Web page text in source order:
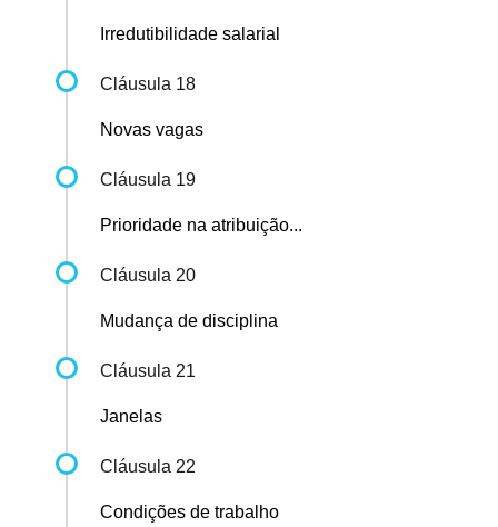
Irredutibilidade salarial
Cláusula 18
Novas vagas
Cláusula 19
Prioridade na atribuição...
Cláusula 20
Mudança de disciplina
Cláusula 21
Janelas
Cláusula 22
Condições de trabalho